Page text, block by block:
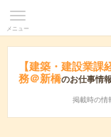
メニュー
【建築・建設業
務＠新橋のお仕事情
掲載時の情